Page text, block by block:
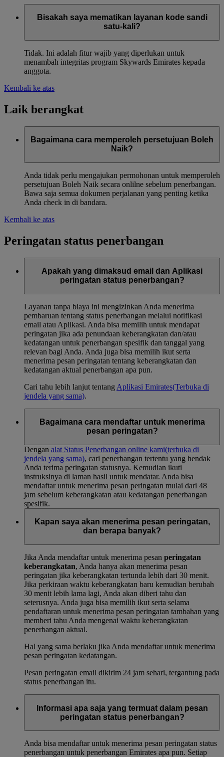
Bisakah saya mematikan layanan kode sandi
satu-kali?
Tidak. Ini adalah fitur wajib yang diperlukan untuk
menambah integritas program Skywards Emirates kepada
anggota.
Kembali ke atas
Laik berangkat
Bagaimana cara memperoleh persetujuan Boleh
Naik?
Anda tidak perlu mengajukan permohonan untuk memperoleh
persetujuan Boleh Naik secara onlilne sebelum penerbangan.
Bawa saja semua dokumen perjalanan yang penting ketika
Anda check in di bandara.
Kembali ke atas
Peringatan status penerbangan
Apakah yang dimaksud email dan Aplikasi
peringatan status penerbangan?
Layanan tanpa biaya ini mengizinkan Anda menerima
pembaruan tentang status penerbangan melalui notifikasi
email atau Aplikasi. Anda bisa memilih untuk mendapat
peringatan jika ada penundaan keberangkatan dan/atau
kedatangan untuk penerbangan spesifik dan tanggal yang
relevan bagi Anda. Anda juga bisa memilih ikut serta
menerima pesan peringatan tentang keberangkatan dan
kedatangan aktual penerbangan apa pun.
Cari tahu lebih lanjut tentang Aplikasi Emirates(Terbuka di
jendela yang sama).
Bagaimana cara mendaftar untuk menerima
pesan peringatan?
Dengan alat Status Penerbangan online kami(terbuka di
jendela yang sama), cari penerbangan tertentu yang hendak
Anda terima peringatan statusnya. Kemudian ikuti
instruksinya di laman hasil untuk mendatar. Anda bisa
mendaftar untuk menerima pesan peringatan mulai dari 48
jam sebelum keberangkatan atau kedatangan penerbangan
spesifik.
Kapan saya akan menerima pesan peringatan,
dan berapa banyak?
Jika Anda mendaftar untuk menerima pesan peringatan
keberangkatan, Anda hanya akan menerima pesan
peringatan jika keberangkatan tertunda lebih dari 30 menit.
Jika perkiraan waktu keberangkatan baru kemudian berubah
30 menit lebih lama lagi, Anda akan diberi tahu dan
seterusnya. Anda juga bisa memilih ikut serta selama
pendaftaran untuk menerima pesan peringatan tambahan yang
memberi tahu Anda mengenai waktu keberangkatan
penerbangan aktual.
Hal yang sama berlaku jika Anda mendaftar untuk menerima
pesan peringatan kedatangan.
Pesan peringatan email dikirim 24 jam sehari, tergantung pada
status penerbangan itu.
Informasi apa saja yang termuat dalam pesan
peringatan status penerbangan?
Anda bisa mendaftar untuk menerima pesan peringatan status
penerbangan untuk penerbangan Emirates apa pun. Setiap